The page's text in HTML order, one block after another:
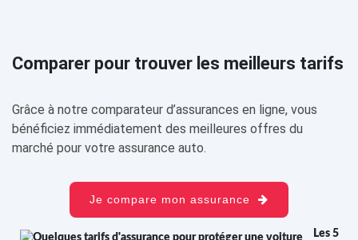
Comparer pour trouver les meilleurs tarifs
Grâce à notre comparateur d’assurances en ligne, vous
bénéficiez immédiatement des meilleures offres du
marché pour votre assurance auto.
Je compare mon assurance
Les 5